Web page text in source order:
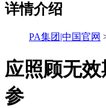
详情介绍
PA集团|中国官网
应照顾无
参